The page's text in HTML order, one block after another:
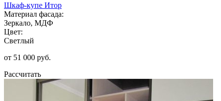
Шкаф-купе Итор
Материал фасада:
Зеркало, МДФ
Цвет:
Светлый
от 51 000 руб.
Рассчитать